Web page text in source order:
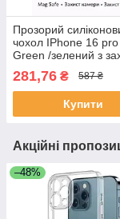
Прозорий
чохол IPhone 16
Green /зелений з
281,76 ₴ 587 ₴
Купити
Акційні
–48%